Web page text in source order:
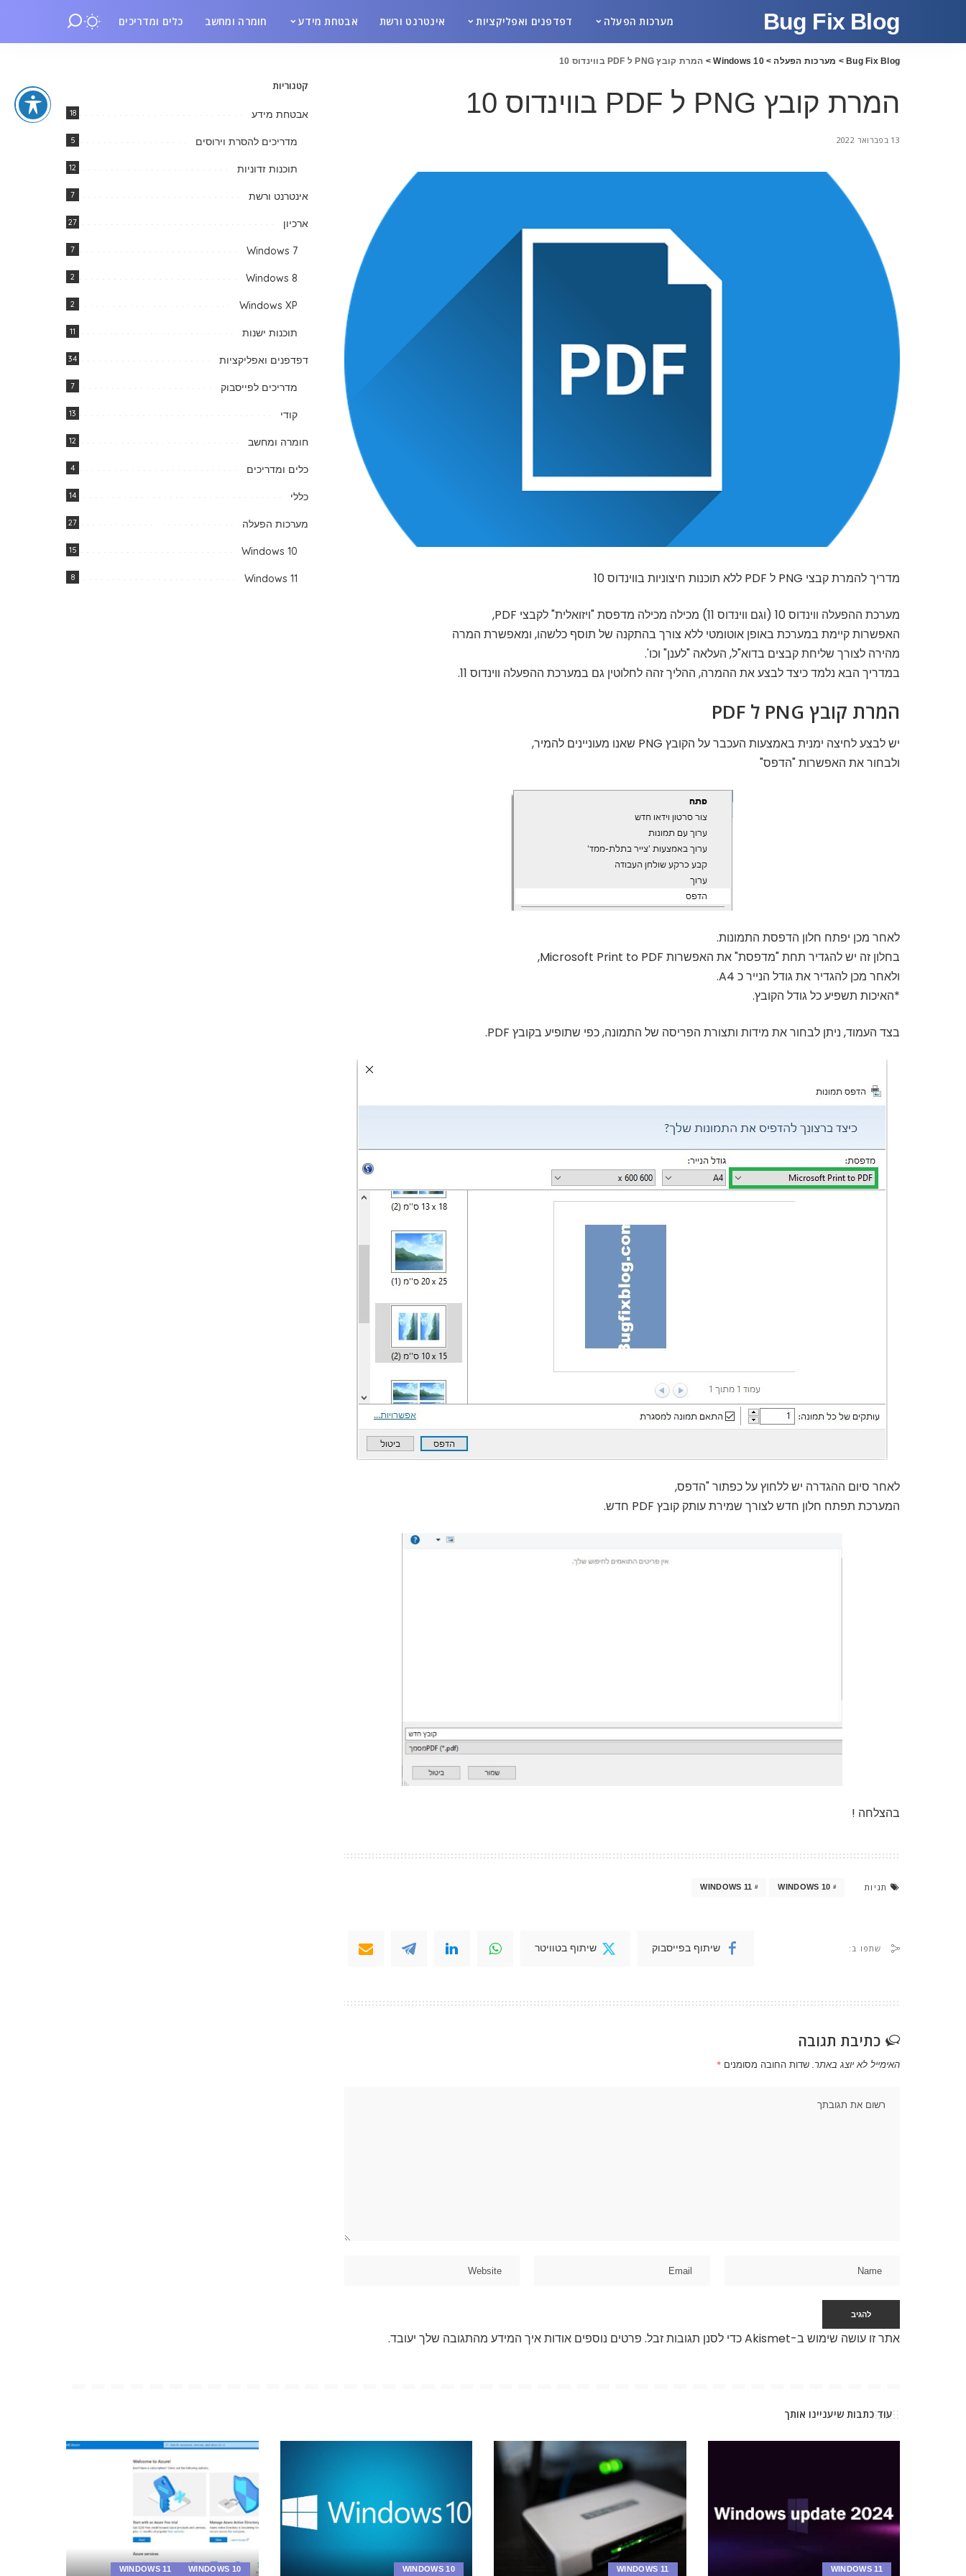
Bug Fix Blog מערכות הפעלה דפדפנים ואפליקציות אינטרנט ורשת אבטחת מידע חומרה ומחשב כלים ומדריכים
Bug Fix Blog
> מערכות הפעלה >
Windows 10
> המרת קובץ PNG ל PDF בווינדוס 10
המרת קובץ PNG ל PDF בווינדוס 10
13 בפברואר 2022
מדריך להמרת קבצי PNG ל PDF ללא תוכנות חיצוניות בווינדוס 10
מערכת ההפעלה ווינדוס 10 (וגם ווינדוס 11) מכילה מכילה מדפסת "ויזואלית" לקבצי PDF,
האפשרות קיימת במערכת באופן אוטומטי ללא צורך בהתקנה של תוסף כלשהו, ומאפשרת המרה
מהירה לצורך שליחת קבצים בדוא"ל, העלאה "לענן" וכו'.
במדריך הבא נלמד כיצד לבצע את ההמרה, ההליך זהה לחלוטין גם במערכת ההפעלה ווינדוס 11.
המרת קובץ PNG ל PDF
יש לבצע לחיצה ימנית באמצעות העכבר על הקובץ PNG שאנו מעוניינים להמיר,
ולבחור את האפשרות "הדפס"
לאחר מכן יפתח חלון הדפסת התמונות.
בחלון זה יש להגדיר תחת "מדפסת" את האפשרות Microsoft Print to PDF,
ולאחר מכן להגדיר את גודל הנייר כ A4.
*האיכות תשפיע כל גודל הקובץ.
בצד העמוד, ניתן לבחור את מידות ותצורת הפריסה של התמונה, כפי שתופיע בקובץ PDF.
לאחר סיום ההגדרה יש ללחוץ על כפתור "הדפס,
המערכת תפתח חלון חדש לצורך שמירת עותק קובץ PDF חדש.
בהצלחה !
תגיות WINDOWS 10
WINDOWS 11
שתפו ב: שיתוף בפייסבוק שיתוף בטוויטר
כתיבת תגובה
האימייל לא יוצג באתר. שדות החובה מסומנים *
אתר זו עושה שימוש ב-Akismet כדי לסנן תגובות זבל. פרטים נוספים אודות איך המידע מהתגובה שלך יעובד.
קטגוריות
אבטחת מידע 18
מדריכים להסרת וירוסים 5
תוכנות זדוניות 12
אינטרנט ורשת 7
ארכיון 27
Windows 7
7
Windows 8
2
Windows XP
2
תוכנות ישנות 11
דפדפנים ואפליקציות 34
מדריכים לפייסבוק 7
קודי 13
חומרה ומחשב 12
כלים ומדריכים 4
כללי 14
מערכות הפעלה 27
Windows 10
15
Windows 11
8
עוד כתבות שיעניינו אותך
WINDOWS 11
WINDOWS 11
WINDOWS 10
WINDOWS 10
WINDOWS 11